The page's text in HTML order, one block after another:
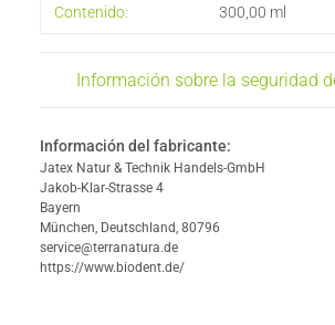
#productDetails.itemInformation#
#productDetails.itemValue#
Contenido: 300,00 ml
Información sobre la seguridad
Información del fabricante:
Jatex Natur & Technik Handels-GmbH
Jakob-Klar-Strasse 4
Bayern
München, Deutschland, 80796
service@terranatura.de
https://www.biodent.de/